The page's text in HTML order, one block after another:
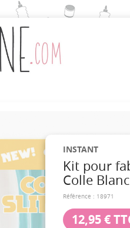
INSTANT
Kit pour
Colle
Référence : 18971
12,95 €